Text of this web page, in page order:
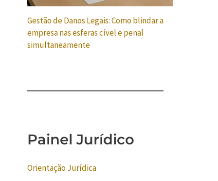
Gestão de Danos Legais: Como blindar a
empresa nas esferas cível e penal
simultaneamente
Painel Jurídico
Orientação Jurídica